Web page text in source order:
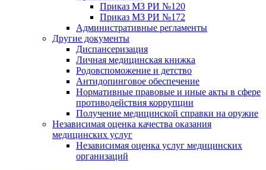
Приказ МЗ РИ №120
Приказ МЗ РИ №172
Административные регламенты
Другие документы
Диспансеризация
Личная медицинская книжка
Родовспоможение и детство
Антидопинговое обеспечение
Нормативные правовые и иные акты в сфере
противодействия коррупции
Получение медицинской справки на оружие
Независимая оценка качества оказания
медицинских услуг
Независимая оценка услуг медицинскиx
организаций